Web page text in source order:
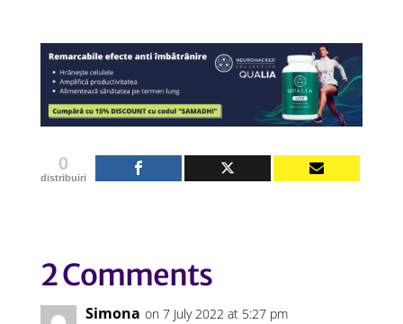
0
distribuiri
2 Comments
Simona on 7 July 2022 at 5:27 pm